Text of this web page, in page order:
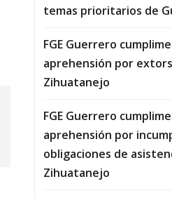
temas prioritarios de
FGE Guerrero
aprehensión por
Zihuatanejo
FGE Guerrero
aprehensión por
obligaciones de
Zihuatanejo